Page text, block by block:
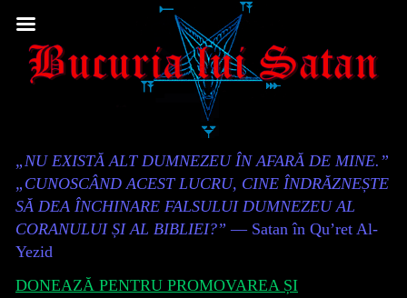
to
Content
Header
„NU EXISTĂ ALT DUMNEZEU ÎN AFARĂ DE MINE.”
„CUNOSCÂND ACEST LUCRU, CINE ÎNDRĂZNEȘTE
SĂ DEA ÎNCHINARE FALSULUI DUMNEZEU AL
CORANULUI ȘI AL BIBLIEI?” — Satan în Qu’ret Al-
Yezid
DONEAZĂ PENTRU PROMOVAREA ȘI